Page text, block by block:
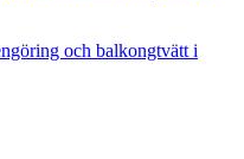
och balkongtvätt i